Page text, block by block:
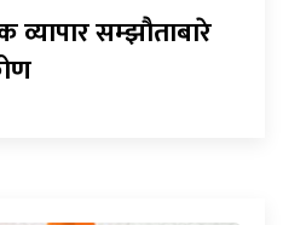
सम्झौताबारे